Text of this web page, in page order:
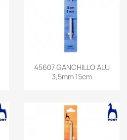
45607 GANCHILLO ALU
3,5mm 15cm